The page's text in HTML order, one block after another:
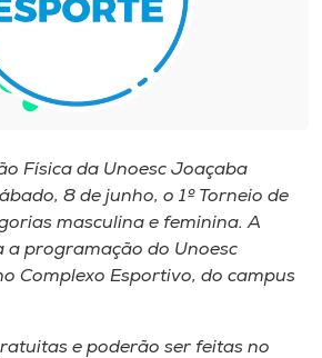
Física da Unoesc Joaçaba
8 de junho, o 1º Torneio de
masculina e feminina. A
a programação do Unoesc
Complexo Esportivo, do campus
e poderão ser feitas no